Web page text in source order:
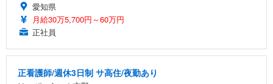
愛知県
月給30万5,700円～60万円
正社員
正看護師/週休3日制 サ高住/夜勤あり